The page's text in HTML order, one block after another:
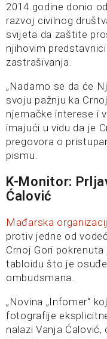
2014.godine donio
razvoj civilnog
svijeta da zaštite
njihovim
zastrašivanja.
„Nadamo se da će
svoju pažnju ka
njemačke interese i
imajući u vidu da je
pregovora o
pismu.
K-Monitor:
Ćalović
Mađarska
protiv jedne od
Crnoj Gori
tabloidu što je
ombudsmana.
„Novina „Infomer“
fotografije
nalazi Vanja